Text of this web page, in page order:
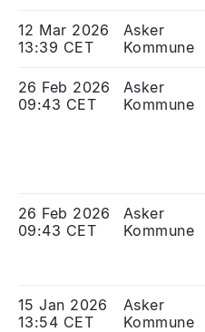
12 Mar 2026
13:39 CET
Asker
Kommune
26 Feb 2026
09:43 CET
Asker
Kommune
26 Feb 2026
09:43 CET
Asker
Kommune
15 Jan 2026
13:54 CET
Asker
Kommune